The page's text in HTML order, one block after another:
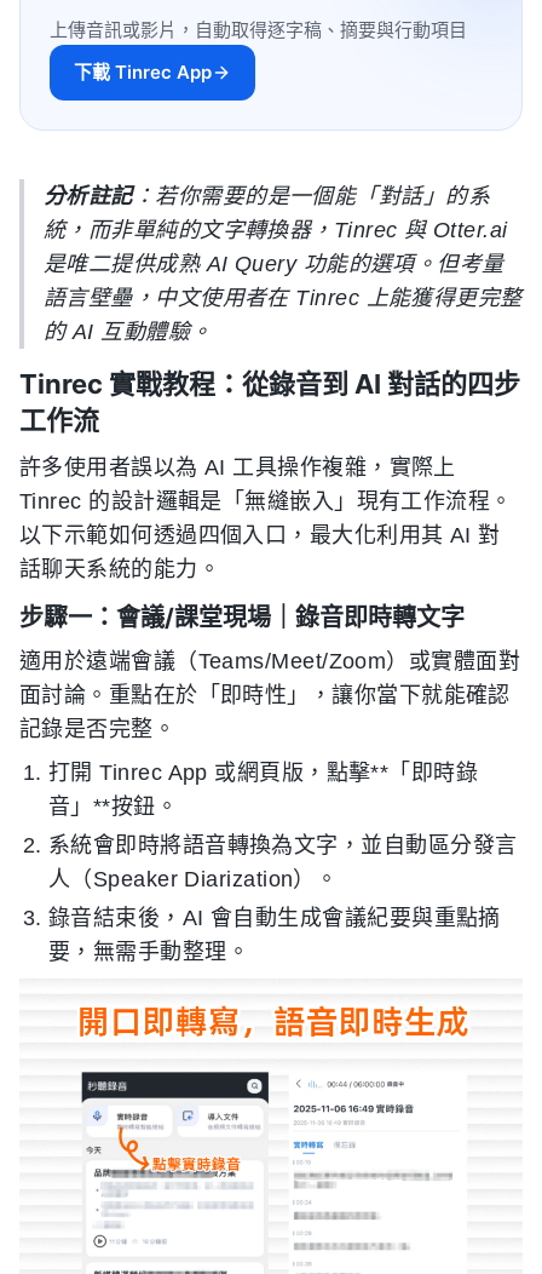
上傳音訊或影片，自動取得逐字稿、摘要與行動項目
下載 Tinrec App
分析註記：若你需要的是一個能「對話」的系
統，而非單純的文字轉換器，Tinrec 與 Otter.ai
是唯二提供成熟 AI Query 功能的選項。但考量
語言壁壘，中文使用者在 Tinrec 上能獲得更完整
的 AI 互動體驗。
Tinrec 實戰教程：從錄音到 AI 對話的四步
工作流
許多使用者誤以為 AI 工具操作複雜，實際上
Tinrec 的設計邏輯是「無縫嵌入」現有工作流程。
以下示範如何透過四個入口，最大化利用其 AI 對
話聊天系統的能力。
步驟一：會議/課堂現場｜錄音即時轉文字
適用於遠端會議（Teams/Meet/Zoom）或實體面對
面討論。重點在於「即時性」，讓你當下就能確認
記錄是否完整。
打開 Tinrec App 或網頁版，點擊**「即時錄
音」**按鈕。
系統會即時將語音轉換為文字，並自動區分發言
人（Speaker Diarization）。
錄音結束後，AI 會自動生成會議紀要與重點摘
要，無需手動整理。